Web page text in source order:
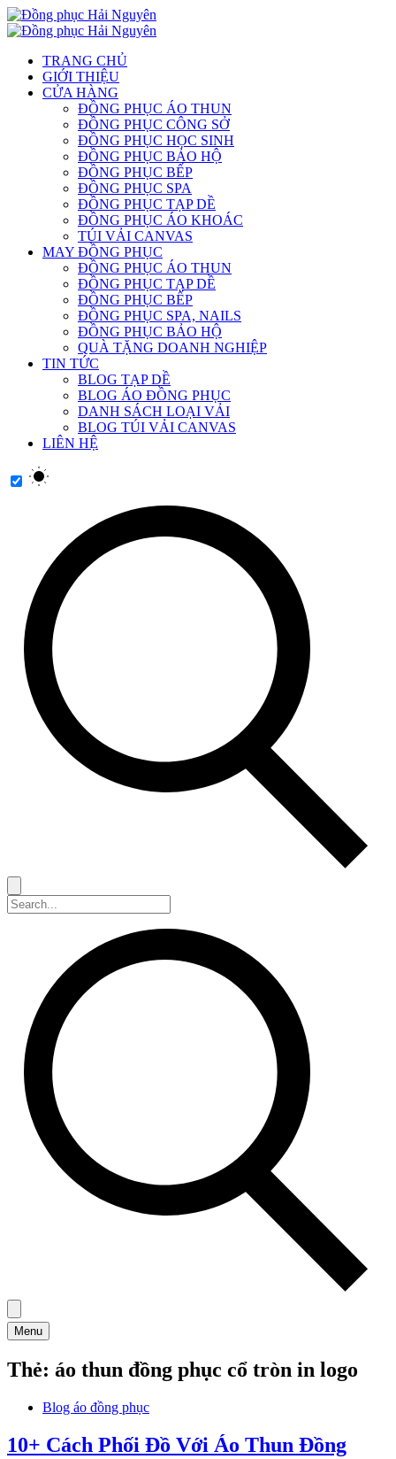
TRANG CHỦ
GIỚI THIỆU
CỬA HÀNG
ĐỒNG PHỤC ÁO THUN
ĐỒNG PHỤC CÔNG SỞ
ĐỒNG PHỤC HỌC SINH
ĐỒNG PHỤC BẢO HỘ
ĐỒNG PHỤC BẾP
ĐỒNG PHỤC SPA
ĐỒNG PHỤC TẠP DỀ
ĐỒNG PHỤC ÁO KHOÁC
TÚI VẢI CANVAS
MAY ĐỒNG PHỤC
ĐỒNG PHỤC ÁO THUN
ĐỒNG PHỤC TẠP DỀ
ĐỒNG PHỤC BẾP
ĐỒNG PHỤC SPA, NAILS
ĐỒNG PHỤC BẢO HỘ
QUÀ TẶNG DOANH NGHIỆP
TIN TỨC
BLOG TẠP DỀ
BLOG ÁO ĐỒNG PHỤC
DANH SÁCH LOẠI VẢI
BLOG TÚI VẢI CANVAS
LIÊN HỆ
Menu
Thẻ: áo thun đồng phục cổ tròn in logo
Blog áo đồng phục
10+ Cách Phối Đồ Với Áo Thun Đồng